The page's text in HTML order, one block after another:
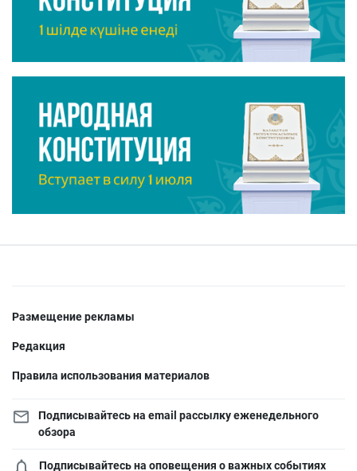
Размещение рекламы
Редакция
Правила использования материалов
Подписывайтесь на email рассылку еженедельного
обзора
Подписывайтесь на оповещения о важных событиях